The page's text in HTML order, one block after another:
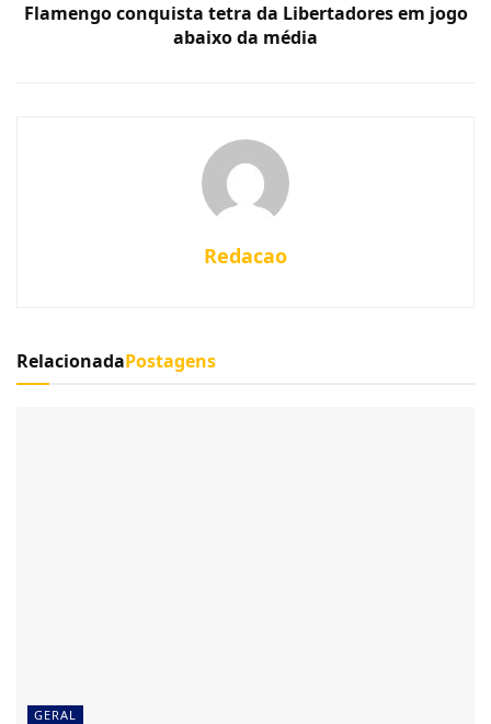
Flamengo conquista tetra da Libertadores em jogo
abaixo da média
Redacao
RelacionadaPostagens
GERAL